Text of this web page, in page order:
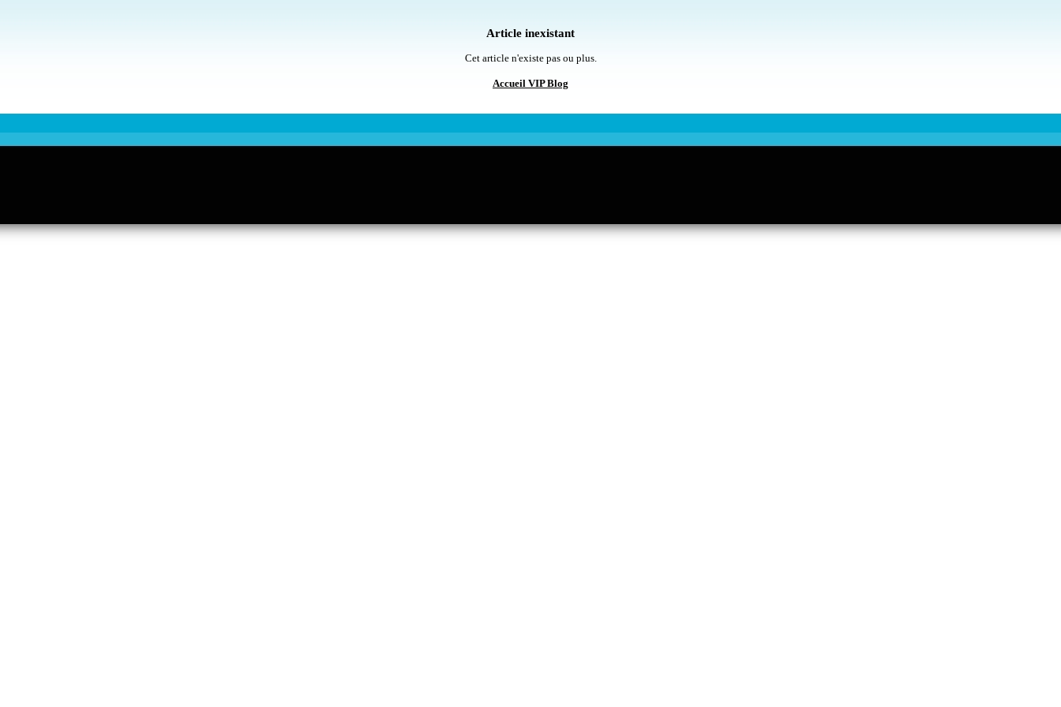
Article inexistant
Cet article n'existe pas ou plus.
Accueil VIP Blog